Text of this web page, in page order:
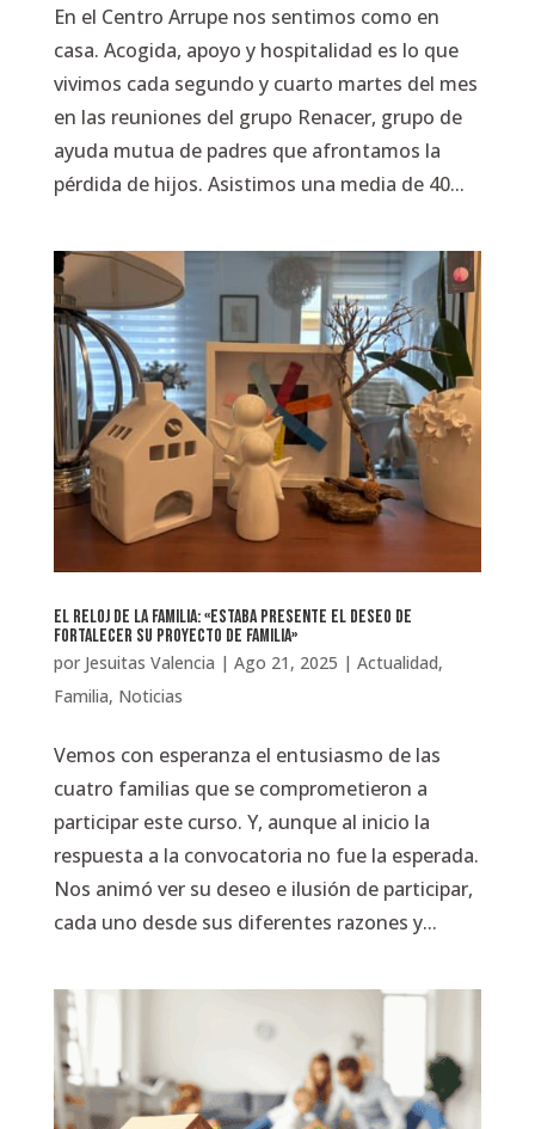
En el Centro Arrupe nos sentimos como en
casa. Acogida, apoyo y hospitalidad es lo que
vivimos cada segundo y cuarto martes del mes
en las reuniones del grupo Renacer, grupo de
ayuda mutua de padres que afrontamos la
pérdida de hijos. Asistimos una media de 40...
El Reloj de la Familia: «estaba presente el deseo de
fortalecer su proyecto de familia»
por Jesuitas Valencia | Ago 21, 2025 | Actualidad,
Familia, Noticias
Vemos con esperanza el entusiasmo de las
cuatro familias que se comprometieron a
participar este curso. Y, aunque al inicio la
respuesta a la convocatoria no fue la esperada.
Nos animó ver su deseo e ilusión de participar,
cada uno desde sus diferentes razones y...